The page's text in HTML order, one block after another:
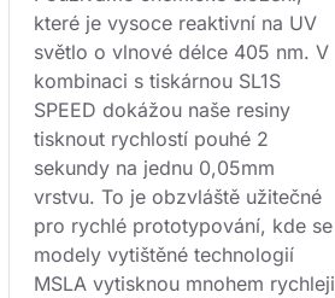
které je vysoce reaktivní na UV
světlo o vlnové délce 405 nm. V
kombinaci s tiskárnou SL1S
SPEED dokážou naše resiny
tisknout rychlostí pouhé 2
sekundy na jednu 0,05mm
vrstvu. To je obzvláště užitečné
pro rychlé prototypování, kde se
modely vytištěné technologií
MSLA vytisknou mnohem rychleji